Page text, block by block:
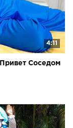
4:11
Соседом